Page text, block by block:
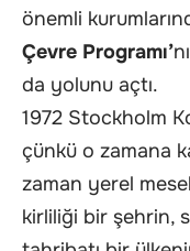
önemli
Çevre Programı’
da yolunu açtı.
1972 Stockholm
çünkü o zamana
zaman yerel
kirliliği bir şehrin,